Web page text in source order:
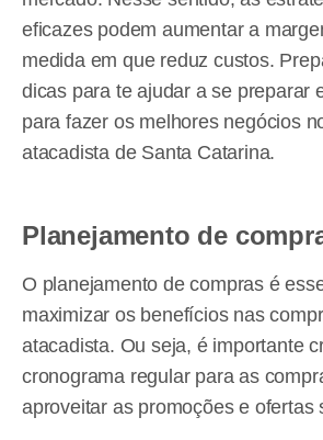
eficazes podem aumentar a
medida em que reduz custos.
dicas para te ajudar a se preparar
para fazer os melhores negócios
atacadista de Santa Catarina.
Planejamento de
O planejamento de compras é
maximizar os benefícios nas
atacadista. Ou seja, é importante
cronograma regular para as
aproveitar as promoções e ofertas